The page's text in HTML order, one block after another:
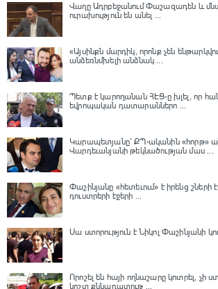
Վաղը Ադրբեջանում Փաշազադեն և
ուրախություն են անել ...
«Այսինքն մարդիկ, որոնք չեն
անձեռնմխելի անձնակ ...
Պետք է կարողանան ՀԷՑ-ը խլել, որ
եվրոպական դատարաններո ...
Կարապետյանը՝ ՔՊ-ականին «հորթ»
Վարդեւանյանի թեկնածության մաս ...
Փաշինյանը «հետեւում» է իրենց շների
դուստրերի էջերի ...
Սա ստորություն է Նիկոլ Փաշինյանի
Որոշել են հայի ողնաշարը կոտրել, չի
կոշտ քննադատութ ...